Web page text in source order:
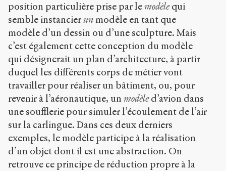
position particulière prise par lemodèlequi
semble instancierunmodèle en tant que
modèle d’un dessin ou d’une sculpture. Mais
c’est également cette conception du modèle
qui désignerait un plan d’architecture, à partir
duquel les différents corps de métier vont
travailler pour réaliser un bâtiment, ou, pour
revenir à l’aéronautique, un modèled’avion dans
une soufflerie pour simuler l’écoulement de l’air
sur la carlingue. Dans ces deux derniers
exemples, le modèle participe à la réalisation
d’un objet dont il est une abstraction. On
retrouve ce principe de réduction propre à la